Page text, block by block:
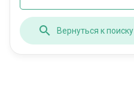
Вернуться к поиску